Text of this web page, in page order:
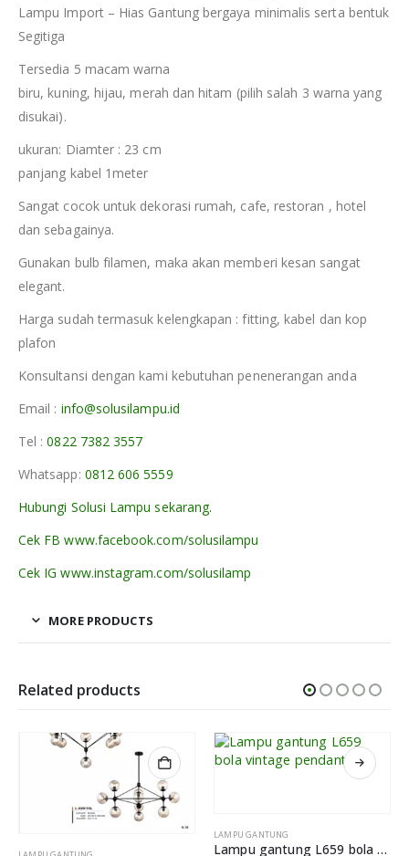
Lampu Import – Hias Gantung bergaya minimalis serta bentuk
Segitiga
Tersedia 5 macam warna
biru, kuning, hijau, merah dan hitam (pilih salah 3 warna yang
disukai).
ukuran: Diamter : 23 cm
panjang kabel 1meter
Sangat cocok untuk dekorasi rumah, cafe, restoran , hotel
dan sebagainya.
Gunakan bulb filamen, maka akan memberi kesan sangat
elegant.
Harga sudah termasuk kelengkapan : fitting, kabel dan kop
plafon
Konsultansi dengan kami kebutuhan penenerangan anda
Email : info@solusilampu.id
Tel :0822 7382 3557
Whatsapp: 0812 606 5559
Hubungi Solusi Lampu sekarang.
Cek FB www.facebook.com/solusilampu
Cek IG www.instagram.com/solusilamp
MORE PRODUCTS
Related products
LAMPU GANTUNG
Lampu gantung L659 bola vintage pendant